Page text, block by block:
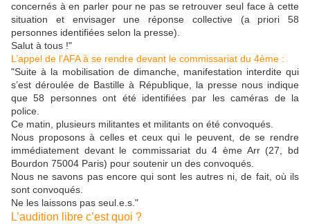
concernés à en parler pour ne pas se retrouver seul face à cette
situation et envisager une réponse collective (a priori 58
personnes identifiées selon la presse).
Salut à tous !"
L’appel de l’AFA à se rendre devant le commissariat du 4ème :
"Suite à la mobilisation de dimanche, manifestation interdite qui
s’est déroulée de Bastille à République, la presse nous indique
que 58 personnes ont été identifiées par les caméras de la
police.
Ce matin, plusieurs militantes et militants on été convoqués.
Nous proposons à celles et ceux qui le peuvent, de se rendre
immédiatement devant le commissariat du 4 ème Arr (27, bd
Bourdon 75004 Paris) pour soutenir un des convoqués.
Nous ne savons pas encore qui sont les autres ni, de fait, où ils
sont convoqués.
Ne les laissons pas seul.e.s."
L’audition libre c’est quoi ?